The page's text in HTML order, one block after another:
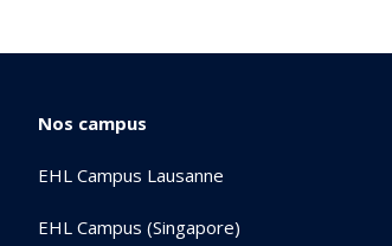
Nos campus
EHL Campus Lausanne
EHL Campus (Singapore)